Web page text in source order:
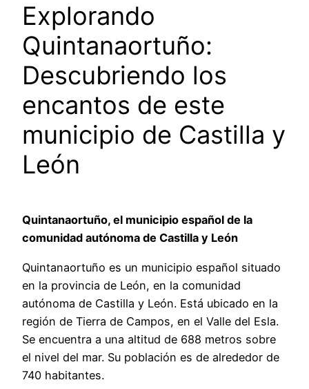
Explorando
Quintanaortuño:
Descubriendo los
encantos de este
municipio de Castilla y
León
Quintanaortuño, el municipio español de la
comunidad autónoma de Castilla y León
Quintanaortuño es un municipio español situado
en la provincia de León, en la comunidad
autónoma de Castilla y León. Está ubicado en la
región de Tierra de Campos, en el Valle del Esla.
Se encuentra a una altitud de 688 metros sobre
el nivel del mar. Su población es de alrededor de
740 habitantes.